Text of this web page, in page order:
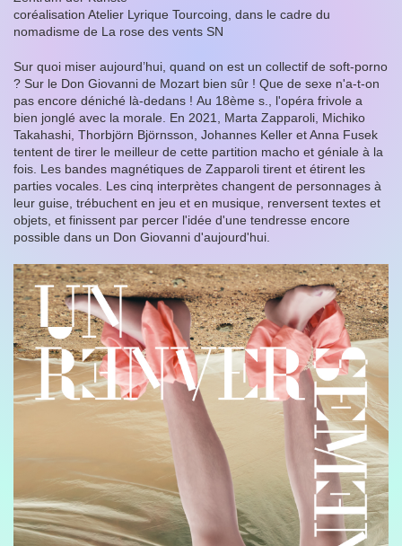
coréalisation Atelier Lyrique Tourcoing, dans le cadre du
nomadisme de La rose des vents SN
Sur quoi miser aujourd’hui, quand on est un collectif de soft-porno
? Sur le Don Giovanni de Mozart bien sûr ! Que de sexe n'a-t-on
pas encore déniché là-dedans ! Au 18ème s., l'opéra frivole a
bien jonglé avec la morale. En 2021, Marta Zapparoli, Michiko
Takahashi, Thorbjörn Björnsson, Johannes Keller et Anna Fusek
tentent de tirer le meilleur de cette partition macho et géniale à la
fois. Les bandes magnétiques de Zapparoli tirent et étirent les
parties vocales. Les cinq interprètes changent de personnages à
leur guise, trébuchent en jeu et en musique, renversent textes et
objets, et finissent par percer l'idée d'une tendresse encore
possible dans un Don Giovanni d'aujourd'hui.